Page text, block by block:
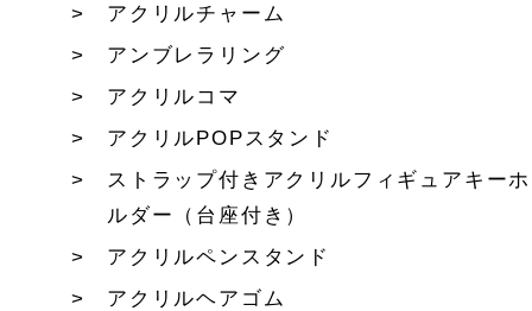
アクリルチャーム
アンブレラリング
アクリルコマ
アクリルPOPスタンド
ストラップ付きアクリルフィギュアキーホ
ルダー（台座付き）
アクリルペンスタンド
アクリルヘアゴム